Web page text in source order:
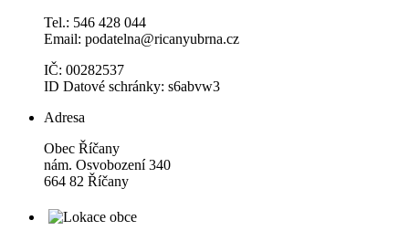
Tel.: 546 428 044
Email: podatelna@ricanyubrna.cz
IČ: 00282537
ID Datové schránky: s6abvw3
Adresa
Obec Říčany
nám. Osvobození 340
664 82 Říčany